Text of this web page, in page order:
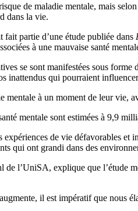
de maladie mentale, mais
dans la vie.
fait partie d’une étude publiée dans
à une mauvaise santé
se sont manifestées sous
inattendus qui pourraient
à un moment de leur vie,
mentale sont estimées à 9,9
de vie défavorables
qui ont grandi dans des
l’UniSA, explique que l’étude
il est impératif que nous